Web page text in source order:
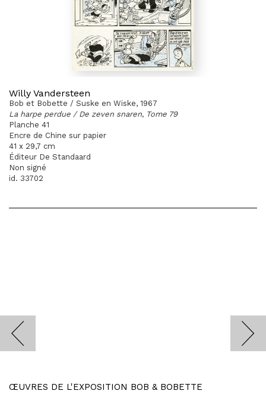
Willy Vandersteen
Bob et Bobette / Suske en Wiske, 1967
La harpe perdue / De zeven snaren, Tome 79
Planche 41
Encre de Chine sur papier
41 x 29,7 cm
Éditeur De Standaard
Non signé
id. 33702
ŒUVRES DE L'EXPOSITION BOB & BOBETTE